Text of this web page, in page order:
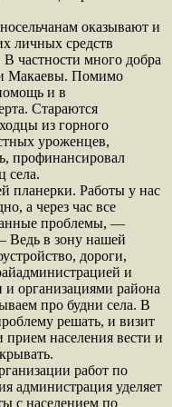
оказывают и
личных средств
частности много добра
Макаевы. Помимо
и в
Стараются
из горного
уроженцев,
профинансировал
села.
планерки. Работы у нас
а через час все
проблемы, —
Ведь в зону нашей
дороги,
и
организациями района
про будни села. В
решать, и визит
населения вести и
работ по
администрация уделяет
с населением по